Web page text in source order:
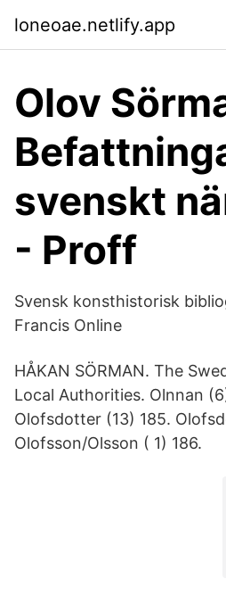
loneoae.netlify.app
Olov
svenskt
- Proff
Svensk konsthistorisk
Francis Online
HÅKAN SÖRMAN. The
Local Authorities. Olnnan
Olofsdotter (13) 185.
Olofsson/Olsson ( 1) 186.